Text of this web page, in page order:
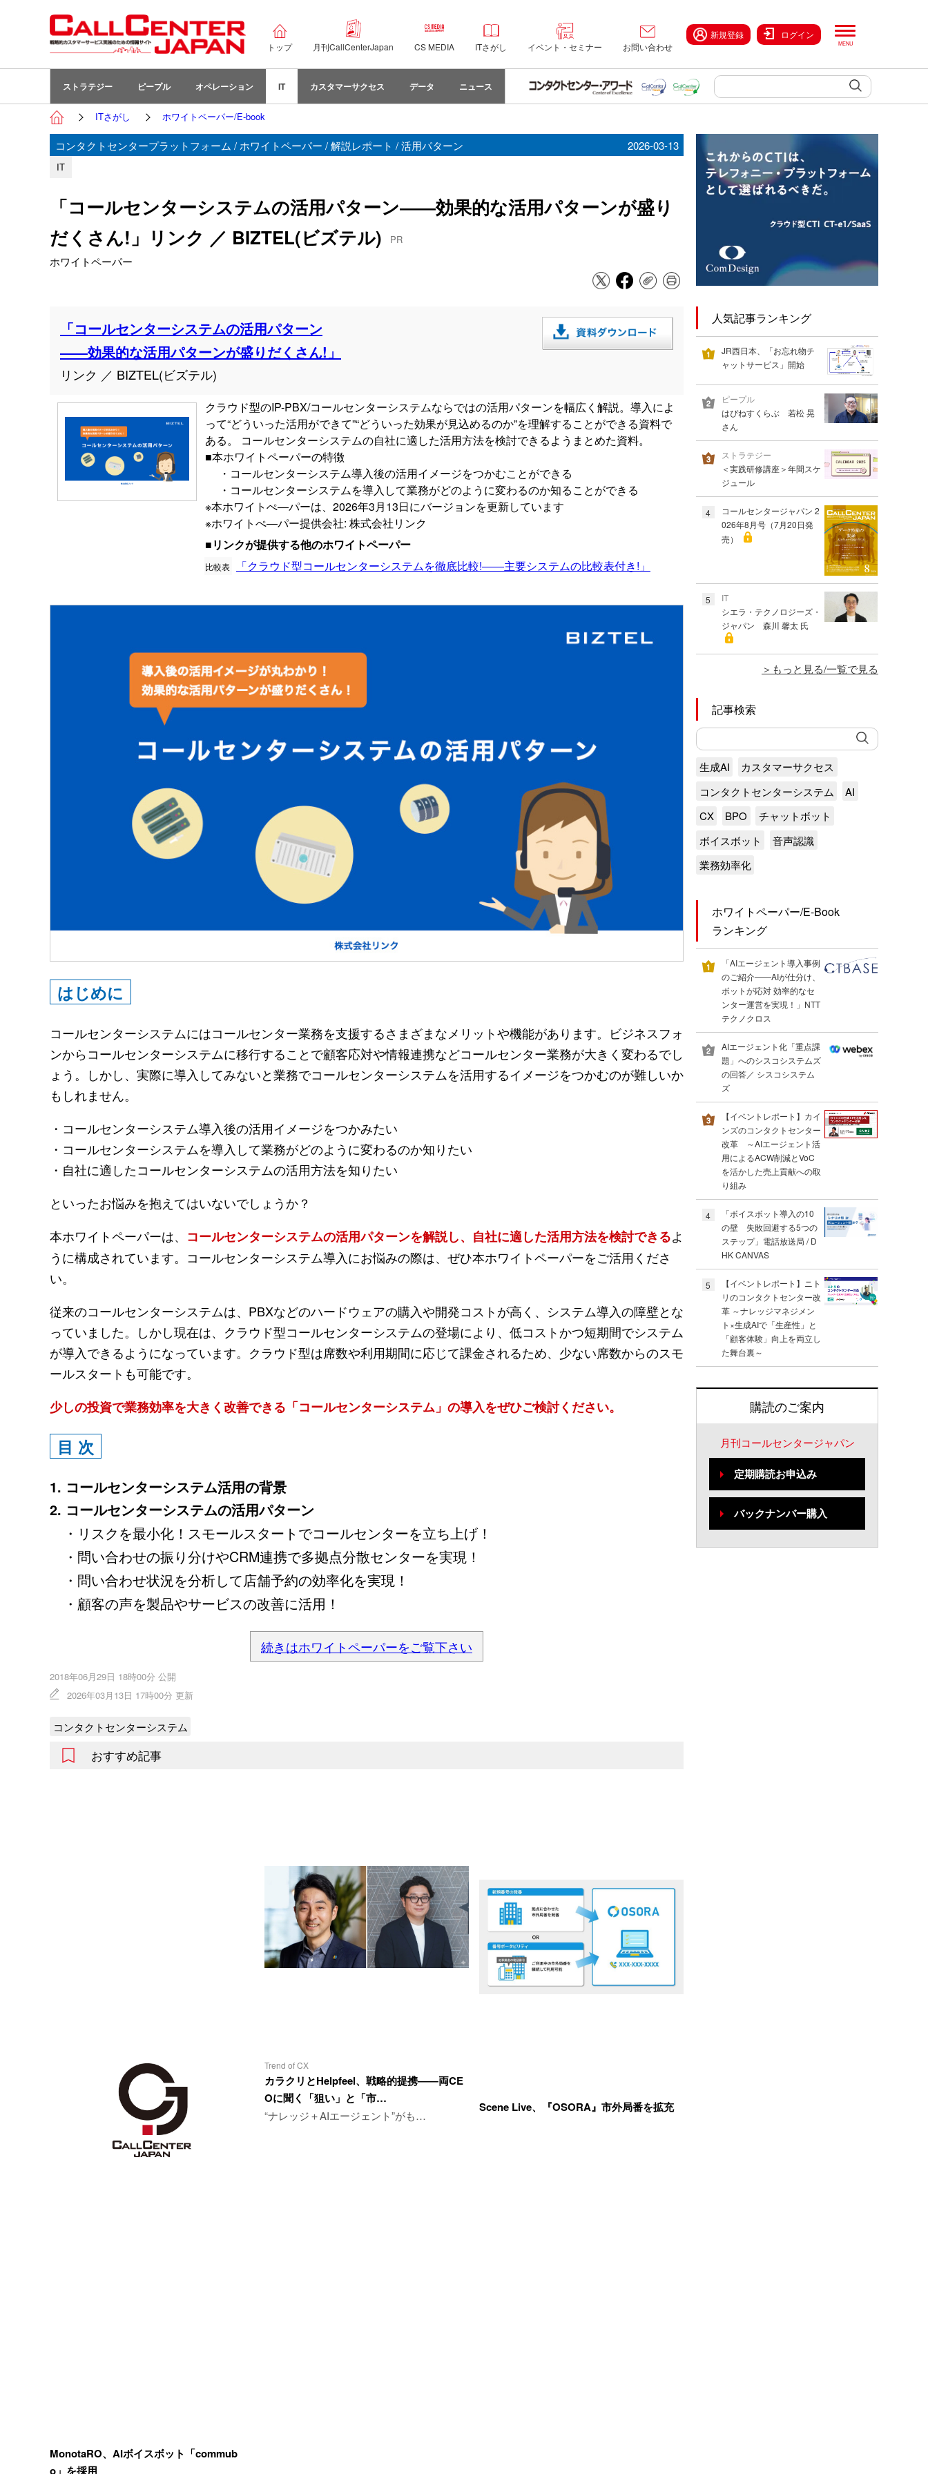
トップ 月刊CallCenterJapan CS MEDIA ITさがし イベント・セミナー お問い合わせ
新規登録 ログイン
ストラテジー ピープル オペレーション IT カスタマーサクセス データ ニュース
ITさがし ホワイトペーパー/E-book
コンタクトセンタープラットフォーム / ホワイトペーパー / 解説レポート / 活用パターン 2026-03-13
IT
「コールセンターシステムの活用パターン――効果的な活用パターンが盛り
だくさん!」リンク ／ BIZTEL(ビズテル)
PR
ホワイトペーパー
「コールセンターシステムの活用パターン
――効果的な活用パターンが盛りだくさん!」
リンク ／ BIZTEL(ビズテル)
クラウド型のIP-PBX/コールセンターシステムならではの活用パターンを幅広く解説。導入によ
って“どういった活用ができて”“どういった効果が見込めるのか”を理解することができる資料で
ある。 コールセンターシステムの自社に適した活用方法を検討できるようまとめた資料。
■本ホワイトペーパーの特徴
・コールセンターシステム導入後の活用イメージをつかむことができる
・コールセンターシステムを導入して業務がどのように変わるのか知ることができる
※本ホワイトぺ―パーは、2026年3月13日にバージョンを更新しています
※ホワイトぺ―パー提供会社: 株式会社リンク
■リンクが提供する他のホワイトペーパー
比較表 「クラウド型コールセンターシステムを徹底比較!――主要システムの比較表付き!」
はじめに
コールセンターシステムにはコールセンター業務を支援するさまざまなメリットや機能があります。ビジネスフォ
ンからコールセンターシステムに移行することで顧客応対や情報連携などコールセンター業務が大きく変わるでし
ょう。しかし、実際に導入してみないと業務でコールセンターシステムを活用するイメージをつかむのが難しいか
もしれません。
・コールセンターシステム導入後の活用イメージをつかみたい
・コールセンターシステムを導入して業務がどのように変わるのか知りたい
・自社に適したコールセンターシステムの活用方法を知りたい
といったお悩みを抱えてはいないでしょうか？
本ホワイトペーパーは、 コールセンターシステムの活用パターンを解説し、自社に適した活用方法を検討できるよ
うに構成されています。コールセンターシステム導入にお悩みの際は、ぜひ本ホワイトペーパーをご活用くださ
い。
従来のコールセンターシステムは、PBXなどのハードウェアの購入や開発コストが高く、システム導入の障壁とな
っていました。しかし現在は、クラウド型コールセンターシステムの登場により、低コストかつ短期間でシステム
が導入できるようになっています。クラウド型は席数や利用期間に応じて課金されるため、少ない席数からのスモ
ールスタートも可能です。
少しの投資で業務効率を大きく改善できる「コールセンターシステム」の導入をぜひご検討ください。
目 次
1. コールセンターシステム活用の背景
2. コールセンターシステムの活用パターン
・リスクを最小化！スモールスタートでコールセンターを立ち上げ！
・問い合わせの振り分けやCRM連携で多拠点分散センターを実現！
・問い合わせ状況を分析して店舗予約の効率化を実現！
・顧客の声を製品やサービスの改善に活用！
続きはホワイトペーパーをご覧下さい
2018年06月29日 18時00分 公開
2026年03月13日 17時00分 更新
コンタクトセンターシステム
おすすめ記事
MonotaRO、AIボイスボット「commub
o」を採用
Trend of CX
カラクリとHelpfeel、戦略的提携――両CE
Oに聞く「狙い」と「市…
“ナレッジ＋AIエージェント”がも…
Scene Live、『OSORA』市外局番を拡充
人気記事ランキング
JR西日本、「お忘れ物チ
ャットサービス」開始
ピープル
はぴねすくらぶ 若松 晃
さん
ストラテジー
＜実践研修講座＞年間スケ
ジュール
4
コールセンタージャパン 2
026年8月号（7月20日発
売）
5
IT
シエラ・テクノロジーズ・
ジャパン 森川 馨太 氏
もっと見る/一覧で見る
記事検索
生成AI
カスタマーサクセス
コンタクトセンターシステム
AI
CX
BPO
チャットボット
ボイスボット
音声認識
業務効率化
ホワイトペーパー/E-Book
ランキング
「AIエージェント導入事例
のご紹介――AIが仕分け、
ボットが応対 効率的なセ
ンター運営を実現！」NTT
テクノクロス
AIエージェント化「重点課
題」へのシスコシステムズ
の回答／ シスコシステム
ズ
【イベントレポート】カイ
ンズのコンタクトセンター
改革 ～AIエージェント活
用によるACW削減とVoC
を活かした売上貢献への取
り組み
4
「ボイスボット導入の10
の壁 失敗回避する5つの
ステップ」電話放送局 / D
HK CANVAS
5
【イベントレポート】ニト
リのコンタクトセンター改
革 ～ナレッジマネジメン
ト×生成AIで「生産性」と
「顧客体験」向上を両立し
た舞台裏～
購読のご案内
月刊コールセンタージャパン
定期購読お申込み
バックナンバー購入